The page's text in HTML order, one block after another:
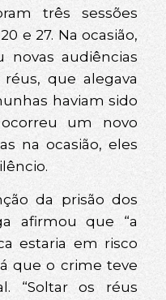
três sessões
e 27. Na ocasião,
novas audiências
que alegava
haviam sido
um novo
na ocasião, eles
da prisão dos
afirmou que “a
estaria em risco
que o crime teve
“Soltar os réus